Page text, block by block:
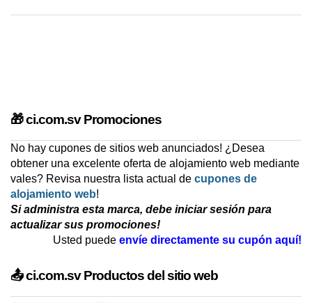
🎁 ci.com.sv Promociones
No hay cupones de sitios web anunciados! ¿Desea
obtener una excelente oferta de alojamiento web mediante
vales? Revisa nuestra lista actual de cupones de
alojamiento web!
Si administra esta marca, debe iniciar sesión para
actualizar sus promociones!
Usted puede envíe directamente su cupón aquí!
📤 ci.com.sv Productos del sitio web